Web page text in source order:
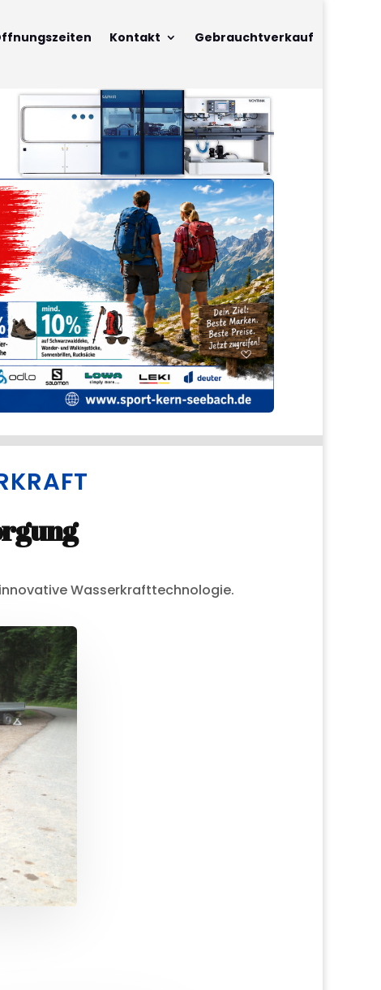
Kontakt Gebrauchtverkauf
Wasserkrafttechnologie.